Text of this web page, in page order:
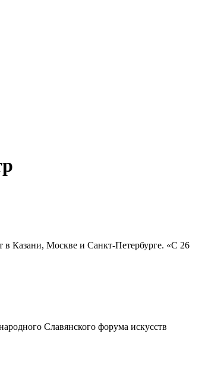
в Казани, Москве и Санкт-Петербурге. «С 26
Славянского форума искусств